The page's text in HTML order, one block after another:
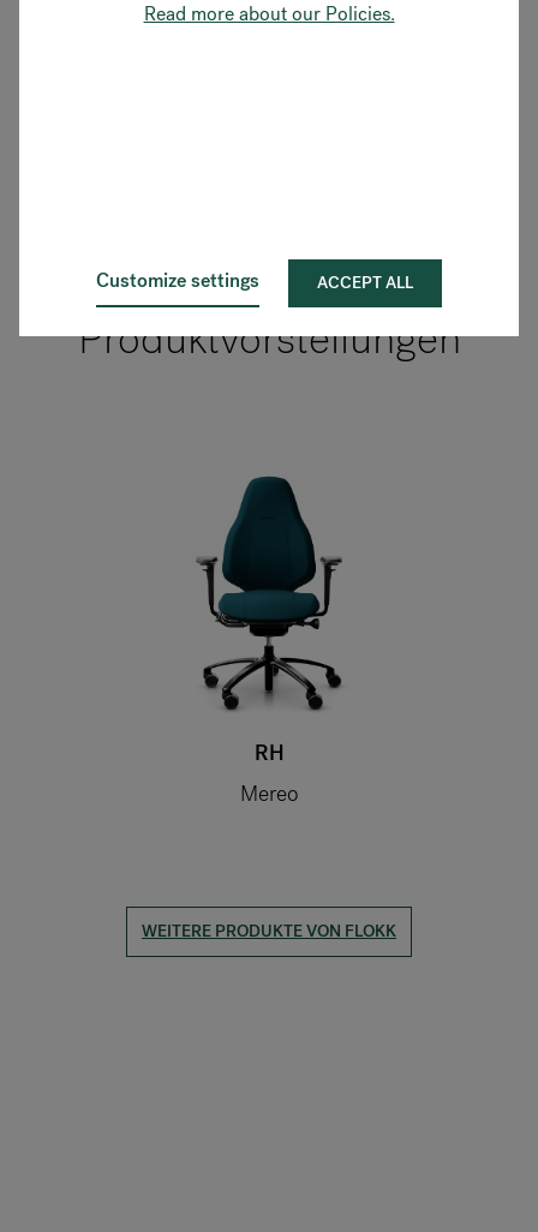
Read more about our Policies.
Customize settings ACCEPT ALL
Produktvorstellungen
RH
Mereo
WEITERE PRODUKTE VON FLOKK